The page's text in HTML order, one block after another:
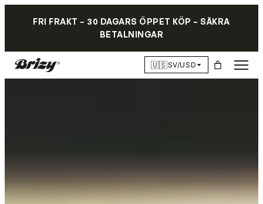
FRI FRAKT – 30 DAGARS ÖPPET KÖP – SÄKRA
BETALNINGAR
🇺🇸SV/USD